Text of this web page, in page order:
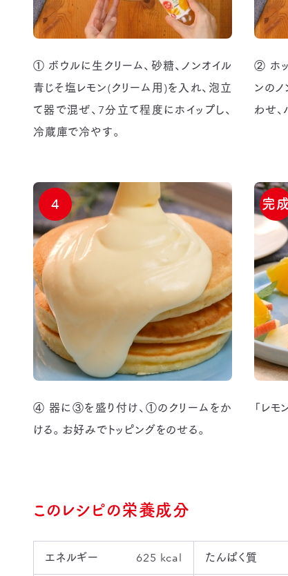
① ボウルに生クリーム、砂糖、ノンオイル
青じそ塩レモン(クリーム用)を入れ、泡立
て器で混ぜ、7分立て程度にホイップし、
冷蔵庫で冷やす。
② ホッ
ンの
わせ、
④ 器に③を盛り付け、①のクリームをか
ける。お好みでトッピングをのせる。
4
「レモ
完
このレシピの栄養成分
エネルギー 625 kcal たんぱく質